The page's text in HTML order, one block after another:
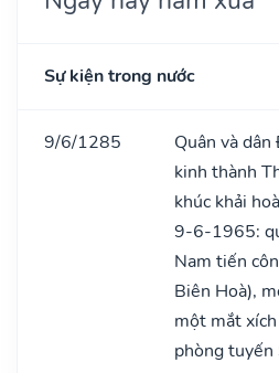
Sự kiện trong nước
9/6/1285
Quân và
kinh thành
khúc khải
9-6-1965:
Nam tiến
Biên Hoà),
một mắt
phòng tuyến